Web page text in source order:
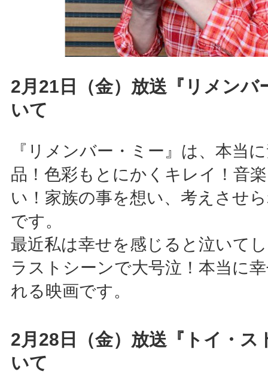
2月21日（金）放送『リメンバ
いて
『リメンバー・ミー』は、本当
品！色彩もとにかくキレイ！音
い！家族の事を想い、考えさせ
です。
最近私は幸せを感じると泣いて
ラストシーンで大号泣！本当に
れる映画です。
2月28日（金）放送『トイ・ス
いて